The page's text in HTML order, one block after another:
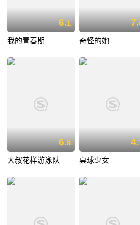
6.1
我的青春期
7.
奇怪的她
6.8
大叔花样游泳队
4.
桌球少女